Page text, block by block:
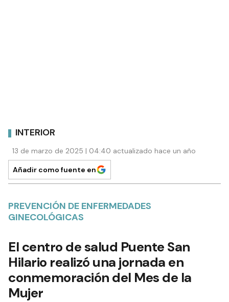
INTERIOR
13 de marzo de 2025 | 04:40 actualizado hace un año
Añadir como fuente en
PREVENCIÓN DE ENFERMEDADES
GINECOLÓGICAS
El centro de salud Puente San
Hilario realizó una jornada en
conmemoración del Mes de la
Mujer